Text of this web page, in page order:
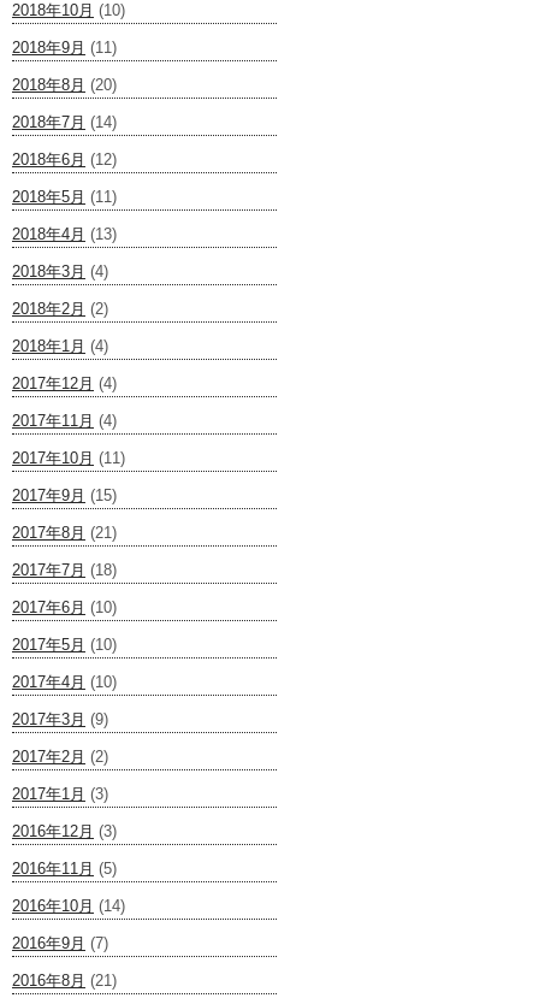
2018年10月 (10)
2018年9月 (11)
2018年8月 (20)
2018年7月 (14)
2018年6月 (12)
2018年5月 (11)
2018年4月 (13)
2018年3月 (4)
2018年2月 (2)
2018年1月 (4)
2017年12月 (4)
2017年11月 (4)
2017年10月 (11)
2017年9月 (15)
2017年8月 (21)
2017年7月 (18)
2017年6月 (10)
2017年5月 (10)
2017年4月 (10)
2017年3月 (9)
2017年2月 (2)
2017年1月 (3)
2016年12月 (3)
2016年11月 (5)
2016年10月 (14)
2016年9月 (7)
2016年8月 (21)